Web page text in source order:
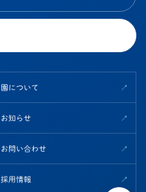
園について
お知らせ
お問い合わせ
採用情報